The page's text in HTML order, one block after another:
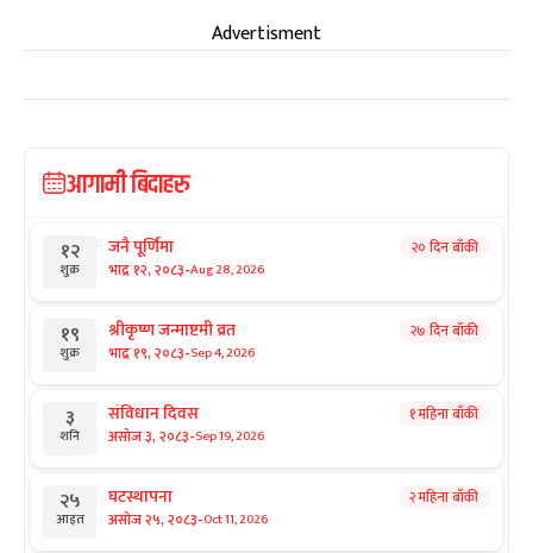
Advertisment
आगामी बिदाहरु
१२
शुक्र
जनै पूर्णिमा
भाद्र १२, २०८३-Aug 28, 2026
२० दिन बाँकी
१९
शुक्र
श्रीकृष्ण जन्माष्टमी व्रत
भाद्र १९, २०८३-Sep 4, 2026
२७ दिन बाँकी
३
शनि
संविधान दिवस
असोज ३, २०८३-Sep 19, 2026
१ महिना बाँकी
२५
आइत
घटस्थापना
असोज २५, २०८३-Oct 11, 2026
२ महिना बाँकी